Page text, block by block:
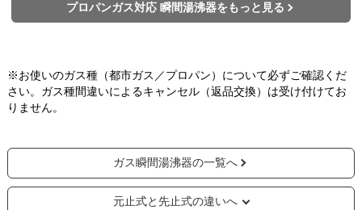
プロパンガス対応 瞬間湯沸器をもっと見る
※お使いのガス種（都市ガス／プロパン）について必ずご確認くだ
さい。ガス種間違いによるキャンセル（返品交換）は受け付けてお
りません。
ガス瞬間湯沸器の一覧へ
元止式と先止式の違いへ